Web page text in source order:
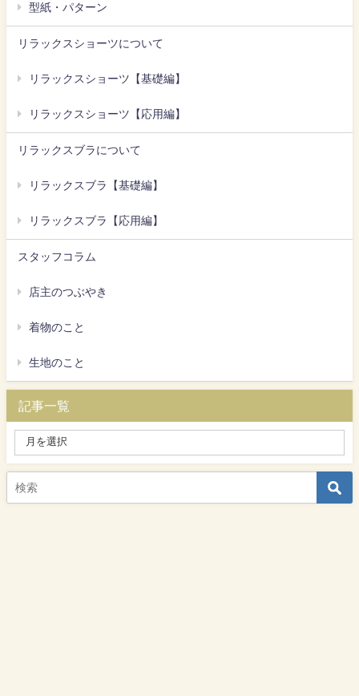
型紙・パターン
リラックスショーツについて
リラックスショーツ【基礎編】
リラックスショーツ【応用編】
リラックスブラについて
リラックスブラ【基礎編】
リラックスブラ【応用編】
スタッフコラム
店主のつぶやき
着物のこと
生地のこと
記事一覧